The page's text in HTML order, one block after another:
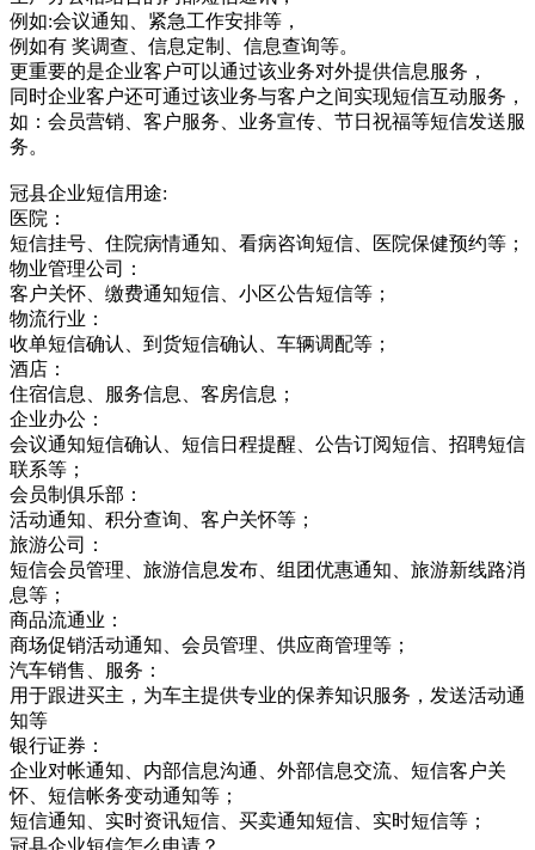
例如:会议通知、紧急工作安排等，
例如有 奖调查、信息定制、信息查询等。
更重要的是企业客户可以通过该业务对外提供信息服务，
同时企业客户还可通过该业务与客户之间实现短信互动服务，
如：会员营销、客户服务、业务宣传、节日祝福等短信发送服
务。
冠县企业短信用途:
医院：
短信挂号、住院病情通知、看病咨询短信、医院保健预约等；
物业管理公司：
客户关怀、缴费通知短信、小区公告短信等；
物流行业：
收单短信确认、到货短信确认、车辆调配等；
酒店：
住宿信息、服务信息、客房信息；
企业办公：
会议通知短信确认、短信日程提醒、公告订阅短信、招聘短信
联系等；
会员制俱乐部：
活动通知、积分查询、客户关怀等；
旅游公司：
短信会员管理、旅游信息发布、组团优惠通知、旅游新线路消
息等；
商品流通业：
商场促销活动通知、会员管理、供应商管理等；
汽车销售、服务：
用于跟进买主，为车主提供专业的保养知识服务，发送活动通
知等
银行证券：
企业对帐通知、内部信息沟通、外部信息交流、短信客户关
怀、短信帐务变动通知等；
短信通知、实时资讯短信、买卖通知短信、实时短信等；
冠县企业短信怎么申请？